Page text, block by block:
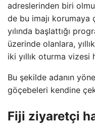
adreslerinden biri
de bu imajı korumaya
yılında başlattığı
üzerinde olanlara,
iki yıllık oturma vizesi
Bu şekilde adanın
göçebeleri kendine
Fiji ziyaretçi